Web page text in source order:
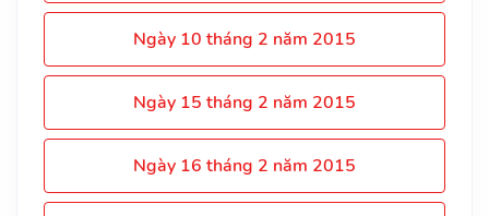
Ngày 10 tháng 2 năm 2015
Ngày 15 tháng 2 năm 2015
Ngày 16 tháng 2 năm 2015